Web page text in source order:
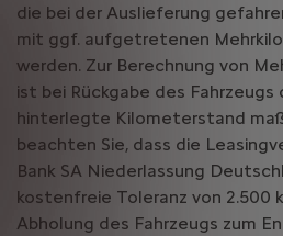
die bei der Auslieferung
mit ggf. aufgetretenen
werden. Zur Berechnung von
ist bei Rückgabe des
hinterlegte Kilometerstand
beachten Sie, dass die
Bank SA Niederlassung
kostenfreie Toleranz von 2.500
Abholung des Fahrzeugs zum